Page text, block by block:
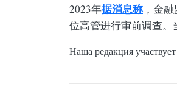
2023年据消息称 ，金
位高管进行审前调查
Наша редакция